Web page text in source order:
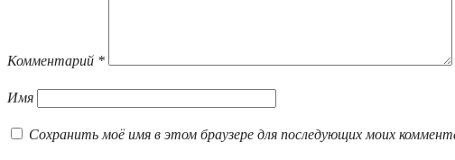
Комментарий *
Имя
Сохранить моё имя в этом браузере для последующих моих